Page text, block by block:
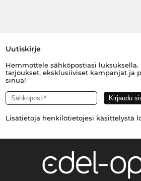
Uutiskirje
Hemmottele sähköpostiasi luksuksella.
tarjoukset, eksklusiiviset kampanjat ja
sinua!
Lisätietoja henkilötietojesi käsittelystä